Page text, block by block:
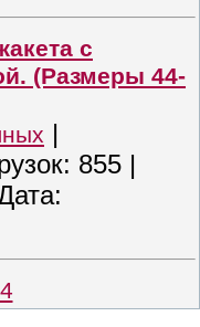
с
(Размеры 44-
|
855 |